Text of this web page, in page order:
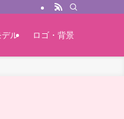
デル ロゴ・背景